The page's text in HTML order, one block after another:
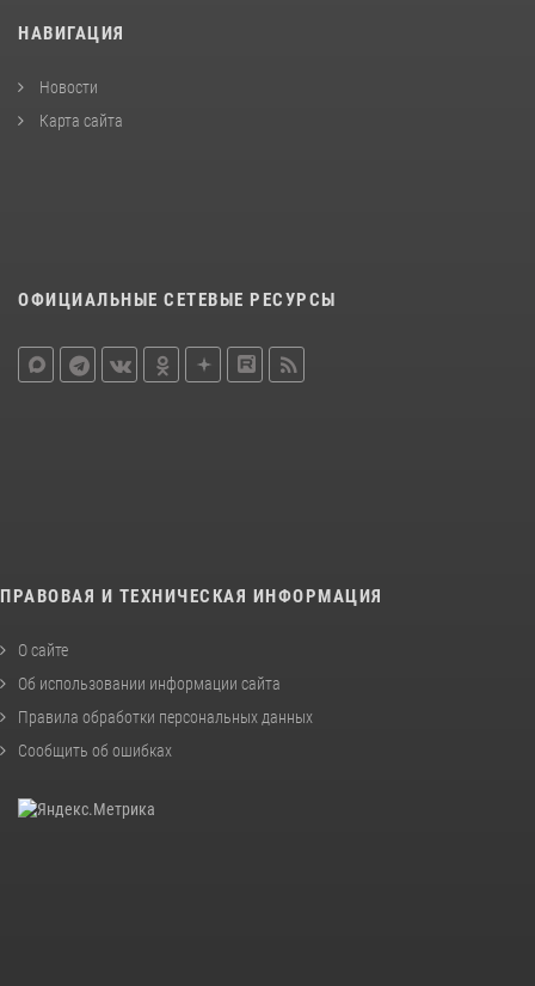
НАВИГАЦИЯ
Новости
Карта сайта
ОФИЦИАЛЬНЫЕ СЕТЕВЫЕ РЕСУРСЫ
ПРАВОВАЯ И ТЕХНИЧЕСКАЯ ИНФОРМАЦИЯ
О сайте
Об использовании информации сайта
Правила обработки персональных данных
Сообщить об ошибках